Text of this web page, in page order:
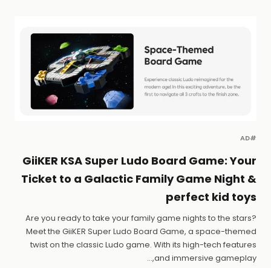
#AD
GiiKER KSA Super Ludo Board Game: Your
Ticket to a Galactic Family Game Night &
perfect kid toys
Are you ready to take your family game nights to the stars?
Meet the GiiKER Super Ludo Board Game, a space-themed
twist on the classic Ludo game. With its high-tech features
and immersive gameplay,...